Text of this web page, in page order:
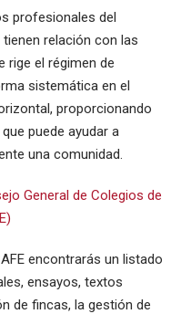
profesionales del
relación con las
rige el régimen de
sistemática en el
proporcionando
puede ayudar a
una comunidad.
General de Colegios de
encontrarás un listado
ensayos, textos
de fincas, la gestión de